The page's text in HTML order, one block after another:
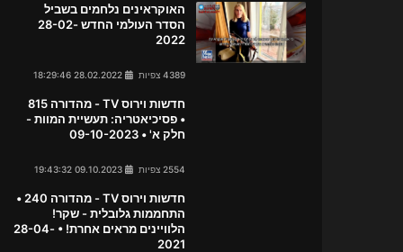
האוקראינים נלחמים בשביל
הסדר העולמי החדש 28-02-
2022
4389 צפיות
חדשות וירוס TV - מהדורה 815
• פסיכיאטריה: תעשיית המוות -
חלק א' • 09-10-2023
2554 צפיות
חדשות וירוס TV - מהדורה 240 •
התחממות גלובלית - שקר!
הלוויינים מראים אחרת! • 28-04-
2021